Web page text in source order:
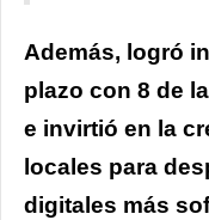
Además, logró
plazo con 8 de
e invirtió en la
locales para
digitales más